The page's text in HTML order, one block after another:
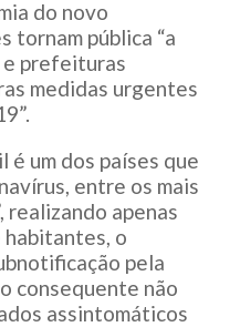
do novo
tornam pública “a
e prefeituras
medidas urgentes
é um dos países que
entre os mais
realizando apenas
o
pela
consequente não
assintomáticos